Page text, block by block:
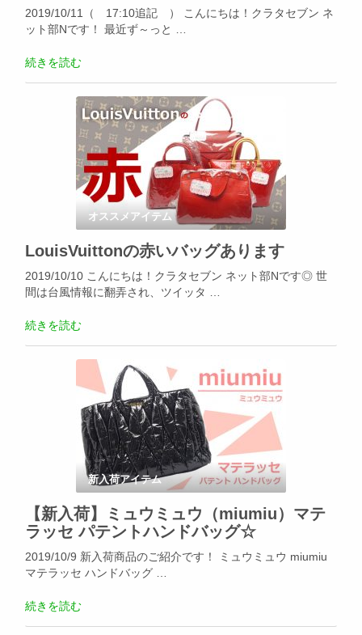
2019/10/11（ 17:10追記 ） こんにちは！クラタセブン ネ
ット部Nです！ 最近ず～っと …
続きを読む
オススメアイテム
LouisVuittonの赤いバッグあります
2019/10/10 こんにちは！クラタセブン ネット部Nです◎ 世
間は台風情報に翻弄され、ツイッタ …
続きを読む
新入荷アイテム
【新入荷】ミュウミュウ（miumiu）マテ
ラッセ パテントハンドバッグ☆
2019/10/9 新入荷商品のご紹介です！ ミュウミュウ miumiu
マテラッセ ハンドバッグ …
続きを読む